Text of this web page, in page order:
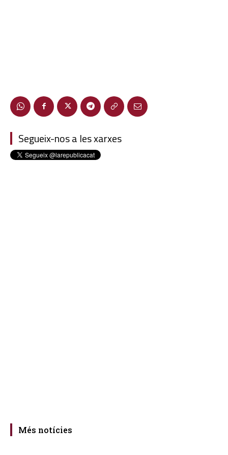
Segueix-nos a les xarxes
Més notícies